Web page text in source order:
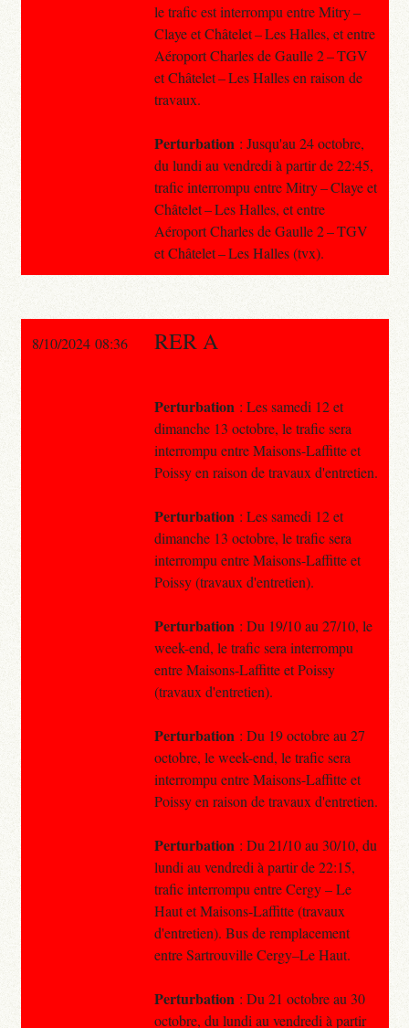
le trafic est interrompu entre Mitry –
Claye et Châtelet – Les Halles, et entre
Aéroport Charles de Gaulle 2 – TGV
et Châtelet – Les Halles en raison de
travaux.
Perturbation : Jusqu'au 24 octobre,
du lundi au vendredi à partir de 22:45,
trafic interrompu entre Mitry – Claye et
Châtelet – Les Halles, et entre
Aéroport Charles de Gaulle 2 – TGV
et Châtelet – Les Halles (tvx).
8/10/2024 08:36 RER A
Perturbation : Les samedi 12 et
dimanche 13 octobre, le trafic sera
interrompu entre Maisons-Laffitte et
Poissy en raison de travaux d'entretien.
Perturbation : Les samedi 12 et
dimanche 13 octobre, le trafic sera
interrompu entre Maisons-Laffitte et
Poissy (travaux d'entretien).
Perturbation : Du 19/10 au 27/10, le
week-end, le trafic sera interrompu
entre Maisons-Laffitte et Poissy
(travaux d'entretien).
Perturbation : Du 19 octobre au 27
octobre, le week-end, le trafic sera
interrompu entre Maisons-Laffitte et
Poissy en raison de travaux d'entretien.
Perturbation : Du 21/10 au 30/10, du
lundi au vendredi à partir de 22:15,
trafic interrompu entre Cergy – Le
Haut et Maisons-Laffitte (travaux
d'entretien). Bus de remplacement
entre Sartrouville Cergy–Le Haut.
Perturbation : Du 21 octobre au 30
octobre, du lundi au vendredi à partir